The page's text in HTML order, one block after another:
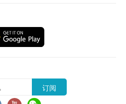
客收到产品当日起计，食
货品时，有责任检查货品
认签收，恕不接受退换。
订阅